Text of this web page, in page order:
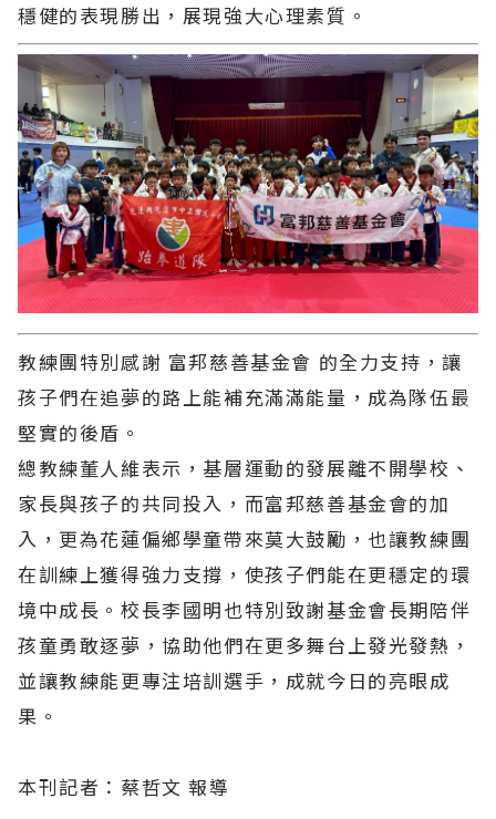
穩健的表現勝出，展現強大心理素質。
教練團特別感謝 富邦慈善基金會 的全力支持，讓
孩子們在追夢的路上能補充滿滿能量，成為隊伍最
堅實的後盾。
總教練董人維表示，基層運動的發展離不開學校、
家長與孩子的共同投入，而富邦慈善基金會的加
入，更為花蓮偏鄉學童帶來莫大鼓勵，也讓教練團
在訓練上獲得強力支撐，使孩子們能在更穩定的環
境中成長。校長李國明也特別致謝基金會長期陪伴
孩童勇敢逐夢，協助他們在更多舞台上發光發熱，
並讓教練能更專注培訓選手，成就今日的亮眼成
果。
本刊記者：蔡哲文 報導